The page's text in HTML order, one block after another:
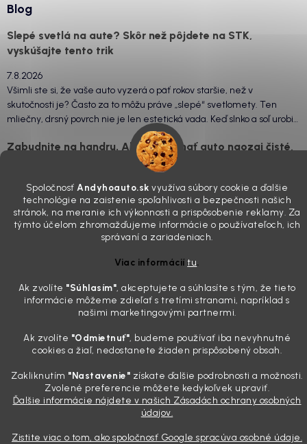
Spoločnosť Andyhoauto.sk využíva súbory cookie a ďalšie
technológie na zaistenie spoľahlivosti a bezpečnosti našich
stránok, na meranie ich výkonnosti a prispôsobenie reklamy. Za
týmto účelom zhromažďujeme informácie o používateľoch, ich
správaní a zariadeniach.
Viac informáciítu.
Ak zvolíte "Súhlasím", akceptujete a súhlasíte s tým, že tieto
informácie môžeme zdieľať s tretími stranami, napríklad s
našimi marketingovými partnermi.
Ak zvolíte "Odmietnuť", budeme používať iba nevyhnutné
cookies a žiaľ, nedostanete žiaden prispôsobený obsah.
Zakliknutím "Nastavenie" získate ďalšie podrobnosti a možnosti.
Zvolené preferencie môžete kedykoľvek upraviť.
Ďalšie informácie nájdete v našich Zásadách ochrany osobných
údajov.
Zistite viac o tom, ako spoločnosť Google spracúva osobné údaje.
Blog
Slepé svetlá na aute? Skôr než pôjdete na STK,
vyskúšajte tento trik
7.8.2026
Všimli ste si, že vaše auto vyzerá o päť rokov staršie, než v
skutočnosti je? Často za to môžu práve „slepé“ svetlomety. Ten
mliečny, drsný povrch nie je len estetická vada. Keď slnko a soľ urobia
svoje, plexisklo začne svetlo rozptyľovať namiesto to...
Zabudnite na handru. Ak chcete mať auto naozaj čisté,
potrebujete tento nástroj za pár eur
4.8.2026
Poznáte ten moment. Vonku svieti slnko, vy sedíte v čerstvo
„upratanom“ aute, no pri pohľade na palubnú dosku vás ide poraziť. V
mriežkach ventilácie, okolo tlačidiel a v švíkoch sedačiek na vás stále
drzo pozerá prach. Handra ani vysávač tam jednodu...
Detailing nemusí stáť výplatu: 5 kúskov autokozmetiky,
31.7.2026
Sobotné ráno, káva v ruke a pred vami zaprášená kapota. Pre
všetky tie fľaštičky, šampóny a utierky, výsledná suma vie poriadne
pokaziť náladu. Dobrá správa je, že aj profi výbava ...
Vytvoril Shoptet
Copyright 2026Andyhoauto. Všetky práva vyhradené.Upraviť